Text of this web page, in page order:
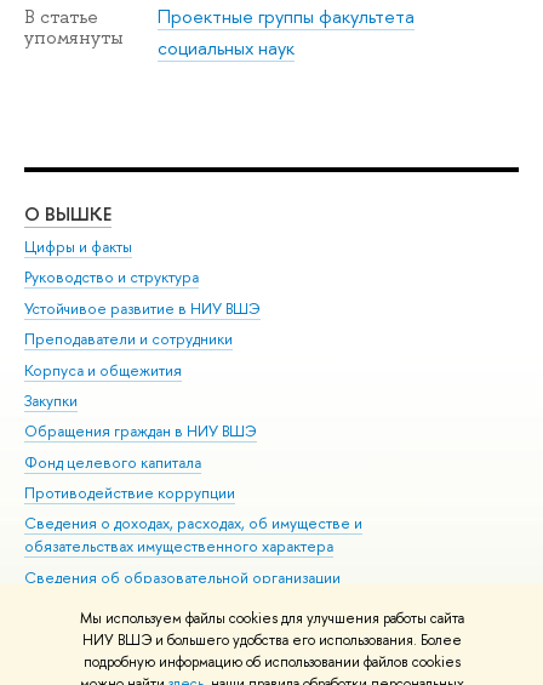
Мы используем файлы cookies для улучшения работы сайта
НИУ ВШЭ и большего удобства его использования. Более
подробную информацию об использовании файлов cookies
В статье
упомянуты
Проектные группы факультета
социальных наук
О ВЫШКЕ
Цифры и факты
Руководство и структура
Устойчивое развитие в НИУ ВШЭ
Преподаватели и сотрудники
Корпуса и общежития
Закупки
Обращения граждан в НИУ ВШЭ
Фонд целевого капитала
Противодействие коррупции
Сведения о доходах, расходах, об имуществе и
обязательствах имущественного характера
Сведения об образовательной организации
Людям с ограниченными возможностями здоровья
Единая платежная страница
Работа в Вышке